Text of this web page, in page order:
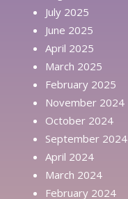
July 2025
June 2025
April 2025
March 2025
February 2025
November 2024
October 2024
September 2024
April 2024
March 2024
February 2024